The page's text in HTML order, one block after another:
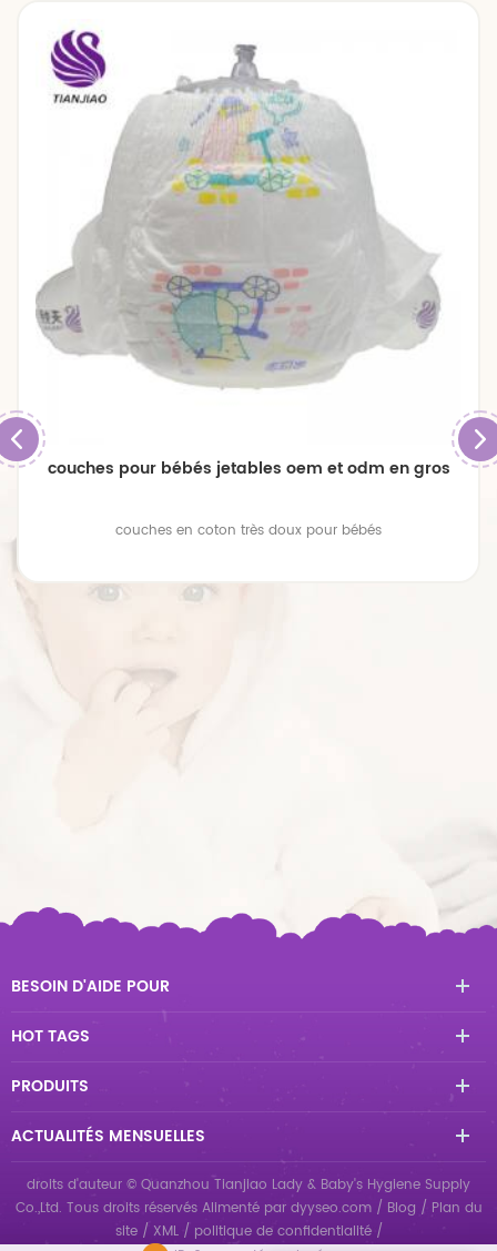
couches pour bébés jetables oem et odm en gros
couches en coton très doux pour bébés
BESOIN D'AIDE POUR
HOT TAGS
PRODUITS
ACTUALITÉS MENSUELLES
droits d'auteur © Quanzhou Tianjiao Lady & Baby's Hygiene Supply
Co.,Ltd. Tous droits réservés Alimenté par dyyseo.com / Blog / Plan du
site/ XML/ politique de confidentialité/